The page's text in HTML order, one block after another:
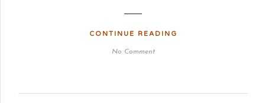
CONTINUE READING
No Comment